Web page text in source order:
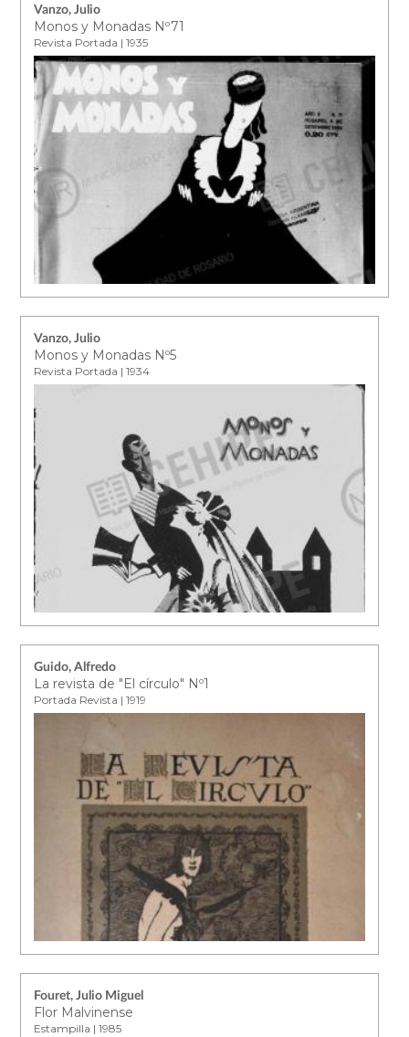
Vanzo, Julio
Monos y Monadas Nº71
Revista Portada | 1935
Vanzo, Julio
Monos y Monadas Nº5
Revista Portada | 1934
Guido, Alfredo
La revista de "El círculo" Nº1
Portada Revista | 1919
Fouret, Julio Miguel
Flor Malvinense
Estampilla | 1985